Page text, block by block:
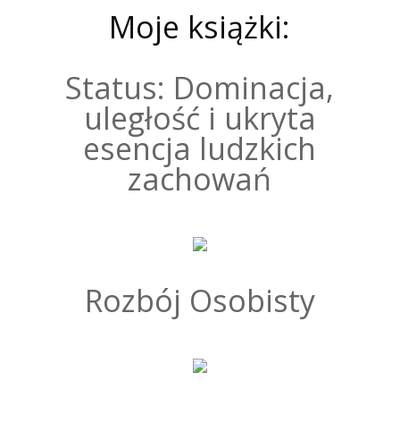
Moje książki:
Status: Dominacja,
uległość i ukryta
esencja ludzkich
zachowań
Rozbój Osobisty